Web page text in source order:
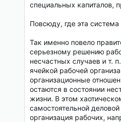
специальных капиталов,
Повсюду, где эта
Так именно повело
серьезному решению
несчастных случаев и т.
ячейкой рабочей
организационные
остаются в состоянии
жизни. В этом
самостоятельной
организация рабочих,